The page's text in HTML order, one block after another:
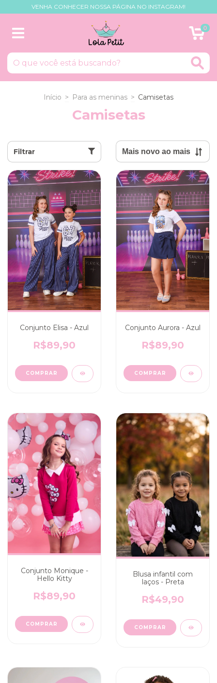
VENHA CONHECER NOSSA PÁGINA NO INSTAGRAM!
0
Início > Para as meninas > Camisetas
Camisetas
Filtrar
Conjunto Elisa - Azul
R$89,90
COMPRAR
Conjunto Aurora - Azul
R$89,90
COMPRAR
Conjunto Monique -
Hello Kitty
R$89,90
COMPRAR
Blusa infantil com
laços - Preta
R$49,90
COMPRAR